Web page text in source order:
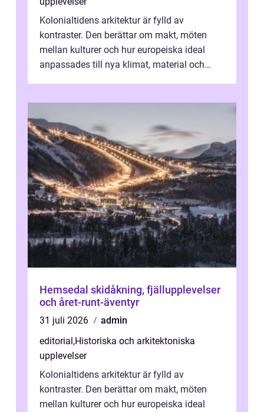
Kolonialtidens arkitektur är fylld av
kontraster. Den berättar om makt, möten
mellan kulturer och hur europeiska ideal
anpassades till nya klimat, material och
Hemsedal skidåkning, fjällupplevelser
och året-runt-äventyr
31 juli 2026
admin
editorial,Historiska och arkitektoniska
upplevelser
Kolonialtidens arkitektur är fylld av
kontraster. Den berättar om makt, möten
mellan kulturer och hur europeiska ideal